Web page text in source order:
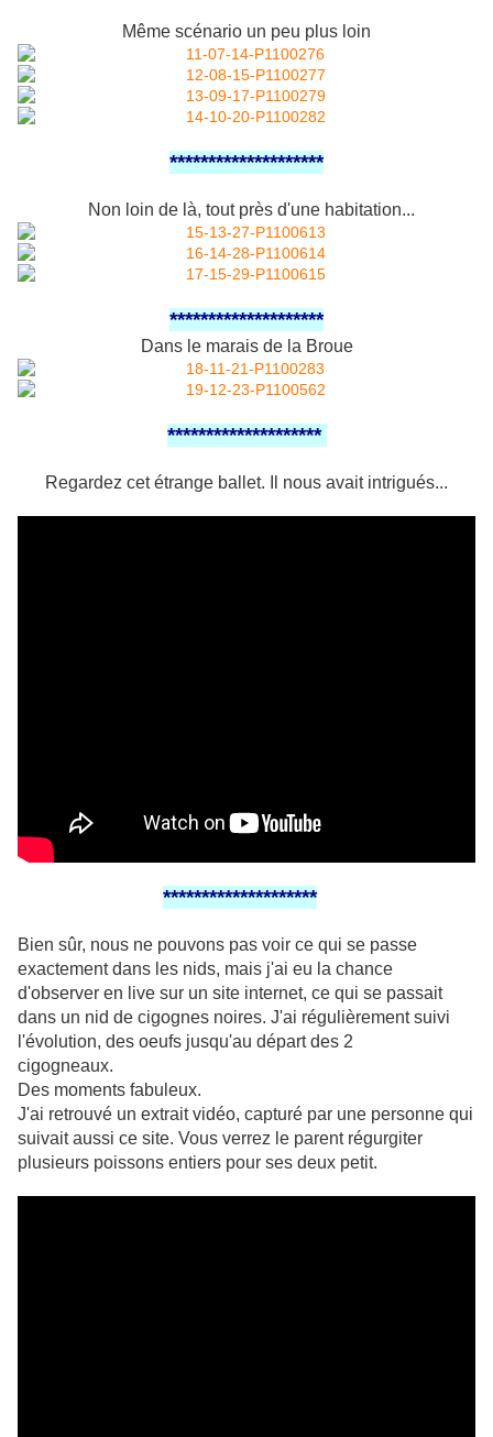
Même scénario un peu plus loin
********************
Non loin de là, tout près d'une habitation...
********************
Dans le marais de la Broue
********************
Regardez cet étrange ballet. Il nous avait intrigués...
********************
Bien sûr, nous ne pouvons pas voir ce qui se passe
exactement dans les nids, mais j'ai eu la chance
d'observer en live sur un site internet, ce qui se passait
dans un nid de cigognes noires. J'ai régulièrement suivi
l'évolution, des oeufs jusqu'au départ des 2
cigogneaux.
Des moments fabuleux.
J'ai retrouvé un extrait vidéo, capturé par une personne qui
suivait aussi ce site. Vous verrez le parent régurgiter
plusieurs poissons entiers pour ses deux petit.